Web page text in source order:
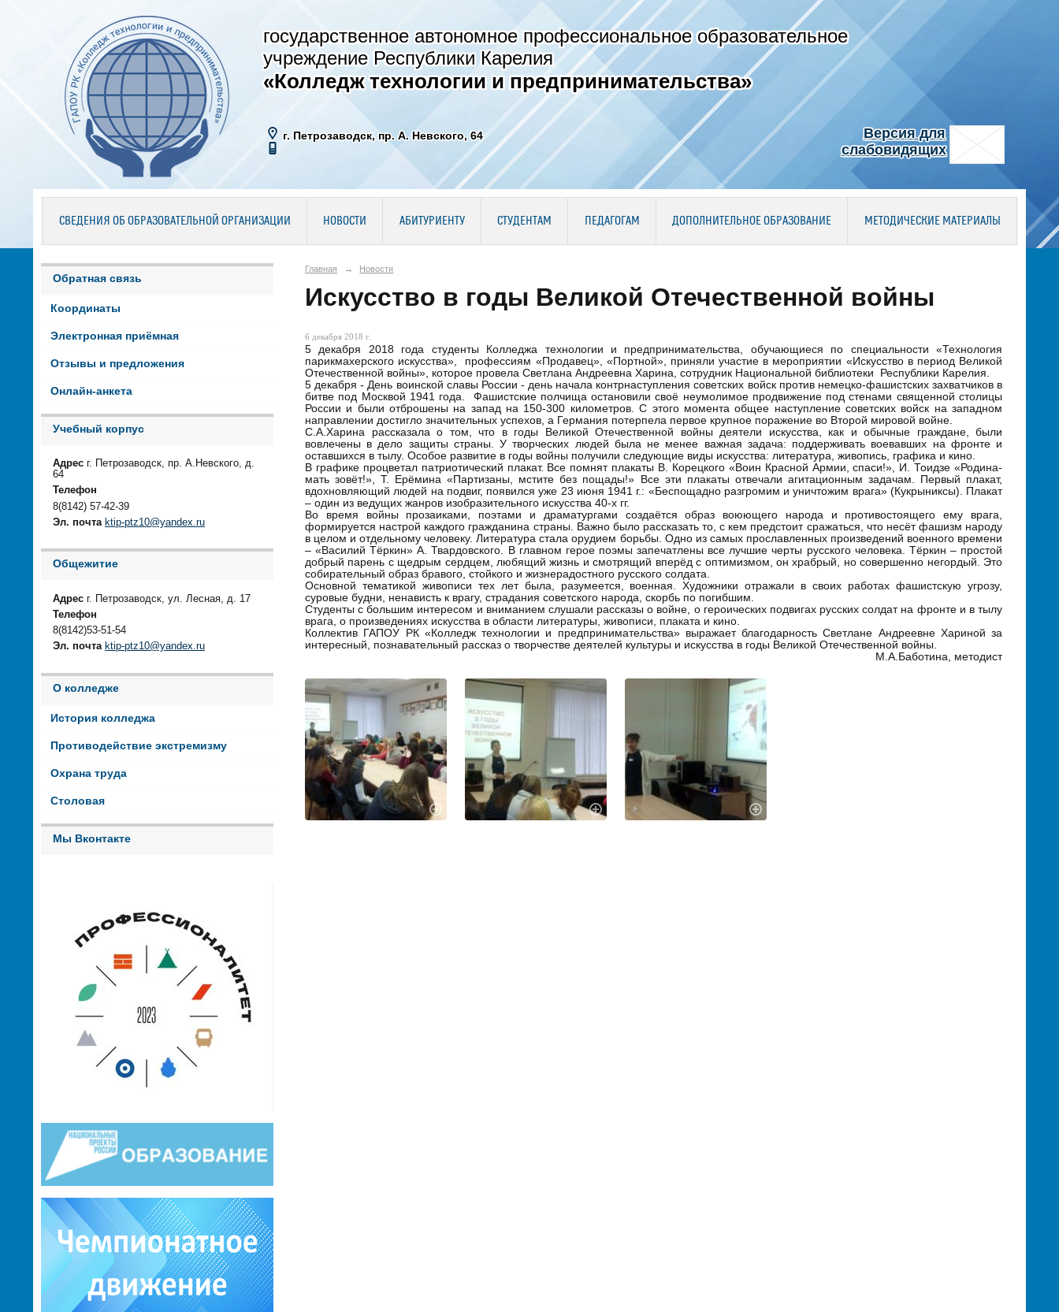
государственное автономное профессиональное образовательное
учреждение Республики Карелия
«Колледж технологии и предпринимательства»
г. Петрозаводск, пр. А. Невского, 64
Версия для
слабовидящих
СВЕДЕНИЯ ОБ ОБРАЗОВАТЕЛЬНОЙ ОРГАНИЗАЦИИ НОВОСТИ АБИТУРИЕНТУ СТУДЕНТАМ ПЕДАГОГАМ ДОПОЛНИТЕЛЬНОЕ ОБРАЗОВАНИЕ МЕТОДИЧЕСКИЕ МАТЕРИАЛЫ
Обратная связь
Координаты
Электронная приёмная
Отзывы и предложения
Онлайн-анкета
Учебный корпус
Адрес г. Петрозаводск, пр. А.Невского, д.
64
Телефон
8(8142) 57-42-39
Эл. почта ktip-ptz10@yandex.ru
Общежитие
Адрес г. Петрозаводск, ул. Лесная, д. 17
Телефон
8(8142)53-51-54
Эл. почта ktip-ptz10@yandex.ru
О колледже
История колледжа
Противодействие экстремизму
Охрана труда
Столовая
Мы Вконтакте
Главная → Новости
Искусство в годы Великой Отечественной войны
6 декабря 2018 г.
5 декабря 2018 года студенты Колледжа технологии и предпринимательства, обучающиеся по специальности «Технология
парикмахерского искусства», профессиям «Продавец», «Портной», приняли участие в мероприятии «Искусство в период Великой
Отечественной войны», которое провела Светлана Андреевна Харина, сотрудник Национальной библиотеки Республики Карелия.
5 декабря - День воинской славы России - день начала контрнаступления советских войск против немецко-фашистских захватчиков в
битве под Москвой 1941 года. Фашистские полчища остановили своё неумолимое продвижение под стенами священной столицы
России и были отброшены на запад на 150-300 километров. С этого момента общее наступление советских войск на западном
направлении достигло значительных успехов, а Германия потерпела первое крупное поражение во Второй мировой войне.
С.А.Харина рассказала о том, что в годы Великой Отечественной войны деятели искусства, как и обычные граждане, были
вовлечены в дело защиты страны. У творческих людей была не менее важная задача: поддерживать воевавших на фронте и
оставшихся в тылу. Особое развитие в годы войны получили следующие виды искусства: литература, живопись, графика и кино.
В графике процветал патриотический плакат. Все помнят плакаты В. Корецкого «Воин Красной Армии, спаси!», И. Тоидзе «Родина-
мать зовёт!», Т. Ерёмина «Партизаны, мстите без пощады!» Все эти плакаты отвечали агитационным задачам. Первый плакат,
вдохновляющий людей на подвиг, появился уже 23 июня 1941 г.: «Беспощадно разгромим и уничтожим врага» (Кукрыниксы). Плакат
– один из ведущих жанров изобразительного искусства 40-х гг.
Во время войны прозаиками, поэтами и драматургами создаётся образ воюющего народа и противостоящего ему врага,
формируется настрой каждого гражданина страны. Важно было рассказать то, с кем предстоит сражаться, что несёт фашизм народу
в целом и отдельному человеку. Литература стала орудием борьбы. Одно из самых прославленных произведений военного времени
– «Василий Тёркин» А. Твардовского. В главном герое поэмы запечатлены все лучшие черты русского человека. Тёркин – простой
добрый парень с щедрым сердцем, любящий жизнь и смотрящий вперёд с оптимизмом, он храбрый, но совершенно негордый. Это
собирательный образ бравого, стойкого и жизнерадостного русского солдата.
Основной тематикой живописи тех лет была, разумеется, военная. Художники отражали в своих работах фашистскую угрозу,
суровые будни, ненависть к врагу, страдания советского народа, скорбь по погибшим.
Студенты с большим интересом и вниманием слушали рассказы о войне, о героических подвигах русских солдат на фронте и в тылу
врага, о произведениях искусства в области литературы, живописи, плаката и кино.
Коллектив ГАПОУ РК «Колледж технологии и предпринимательства» выражает благодарность Светлане Андреевне Хариной за
интересный, познавательный рассказ о творчестве деятелей культуры и искусства в годы Великой Отечественной войны.
М.А.Баботина, методист